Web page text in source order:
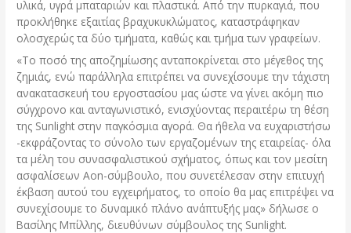
υλικά, υγρά µπαταριών και πλαστικά. Από την πυρκαγιά, που
προκλήθηκε εξαιτίας βραχυκυκλώµατος, καταστράφηκαν
ολοσχερώς τα δύο τµήµατα, καθώς και τµήµα των γραφείων.
«Το ποσό της αποζηµίωσης ανταποκρίνεται στο µέγεθος της
ζηµιάς, ενώ παράλληλα επιτρέπει να συνεχίσουµε την τάχιστη
ανακατασκευή του εργοστασίου µας ώστε να γίνει ακόµη πιο
σύγχρονο και ανταγωνιστικό, ενισχύοντας περαιτέρω τη θέση
της Sunlight στην παγκόσµια αγορά. Θα ήθελα να ευχαριστήσω
-εκφράζοντας το σύνολο των εργαζοµένων της εταιρείας- όλα
τα µέλη του συνασφαλιστικού σχήµατος, όπως και τον µεσίτη
ασφαλίσεων Aon-σύµβουλο, που συνετέλεσαν στην επιτυχή
έκβαση αυτού του εγχειρήµατος, το οποίο θα µας επιτρέψει να
συνεχίσουµε το δυναµικό πλάνο ανάπτυξής µας» δήλωσε ο
Βασίλης Μπίλλης, διευθύνων σύµβουλος της Sunlight.